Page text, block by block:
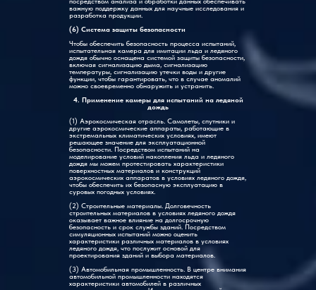
важную поддержку данных для научные исследования и
разработка продукции.
(6) Система защиты безопасности
Чтобы обеспечить безопасность процесса испытаний,
испытательная камера для имитации льда и ледяного
дождя обычно оснащена системой защиты безопасности,
включая сигнализацию дыма, сигнализацию
температуры, сигнализацию утечки воды и другие
функции, чтобы гарантировать, что в случае аномалий
можно своевременно обнаружить и устранить.
4. Применение камеры для испытаний на ледяной
дождь
(1) Аэрокосмическая отрасль. Самолеты, спутники и
другие аэрокосмические аппараты, работающие в
экстремальных климатических условиях, имеют
решающее значение для эксплуатационной
безопасности. Посредством испытаний на
моделирование условий накопления льда и ледяного
дождя мы можем протестировать характеристики
поверхностных материалов и конструкций
аэрокосмических аппаратов в условиях ледяного дождя,
чтобы обеспечить их безопасную эксплуатацию в
суровых погодных условиях.
(2) Строительные материалы. Долговечность
строительных материалов в условиях ледяного дождя
оказывает важное влияние на долгосрочную
безопасность и срок службы зданий. Посредством
симуляционных испытаний можно оценить
характеристики различных материалов в условиях
ледяного дождя, что послужит основой для
проектирования зданий и выбора материалов.
(3) Автомобильная промышленность. В центре внимания
автомобильной промышленности находятся
характеристики автомобилей в различных